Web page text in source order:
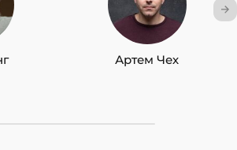
Артем Чех